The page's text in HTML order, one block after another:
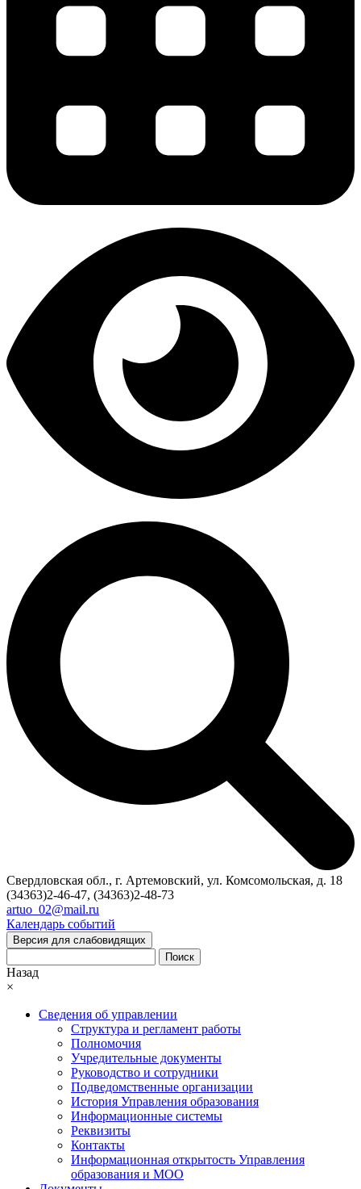
Свердловская обл., г. Артемовский, ул. Комсомольская, д. 18
(34363)2-46-47, (34363)2-48-73
artuo_02@mail.ru
Календарь событий
Версия для слабовидящих
Поиск
Назад
×
Сведения об управлении
Структура и регламент работы
Полномочия
Учредительные документы
Руководство и сотрудники
Подведомственные организации
История Управления образования
Информационные системы
Реквизиты
Контакты
Информационная открытость Управления
образования и МОО